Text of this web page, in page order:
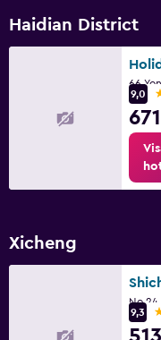
Haidian District
66
9,0
Xicheng
9,3